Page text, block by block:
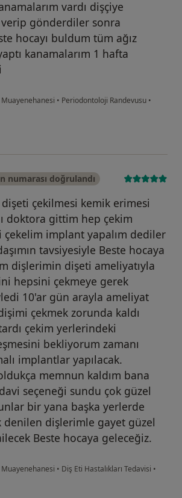
vardı dişçiye
gönderdiler sonra
hocayı buldum tüm ağız
kanamalarım 1 hafta
• Periodontoloji Randevusu •
n.....
numarası doğrulandı
çekilmesi kemik erimesi
doktora gittim hep çekim
implant yapalım dediler
tavsiyesiyle Beste hocaya
dişlerimin dişeti ameliyatıyla
hepsini çekmeye gerek
10'ar gün arayla ameliyat
çekmek zorunda kaldı
çekim yerlerindeki
bekliyorum zamanı
implantlar yapılacak.
memnun kaldım bana
seçeneği sundu çok güzel
bir yana başka yerlerde
denilen dişlerimle gayet güzel
Beste hocaya geleceğiz.
• Diş Eti Hastalıkları Tedavisi •
m.....